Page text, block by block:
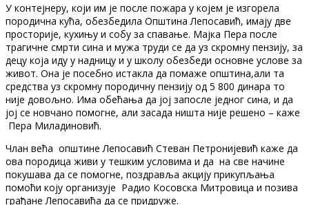
У контејнеру, који им је после пожара у којем је изгорела
породична кућа, обезбедила Општина Лепосавић, имају две
просторије, кухињу и собу за спавање. Мајка Пера после
трагичне смрти сина и мужа труди се да уз скромну пензију, за
децу која иду у надницу и у школу обезбеди основне услове за
живот. Она је посебно истакла да помаже општина,али та
средства уз скромну породичну пензију од 5 800 динара то
није довољно. Има обећања да јој запосле једног сина, и да
јој се новчано помогне, али засада ништа није решено – каже
Пера Миладиновић.
Члан већа општине Лепосавић Стеван Петронијевић каже да
ова породица живи у тешким условима и да на све начине
покушава да се помогне, поздравља акцију прикупљања
помоћи коју организује Радио Косовска Митровица и позива
грађане Лепосавића да се придруже.